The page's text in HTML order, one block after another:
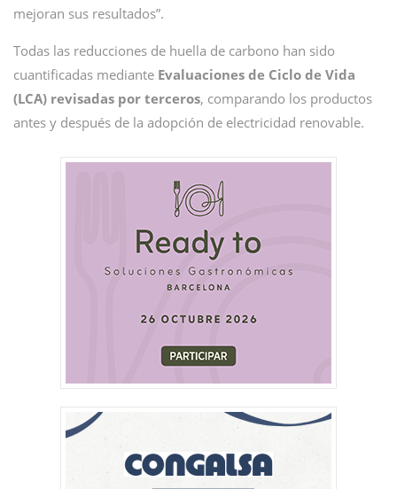
mejoran sus resultados”.
Todas las reducciones de huella de carbono han sido
cuantificadas mediante Evaluaciones de Ciclo de Vida
(LCA) revisadas por terceros, comparando los productos
antes y después de la adopción de electricidad renovable.